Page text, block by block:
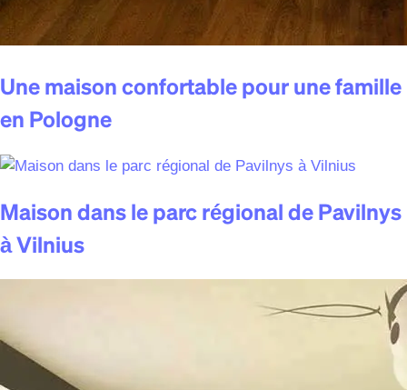
Une maison confortable pour une famille
en Pologne
Maison dans le parc régional de Pavilnys
à Vilnius